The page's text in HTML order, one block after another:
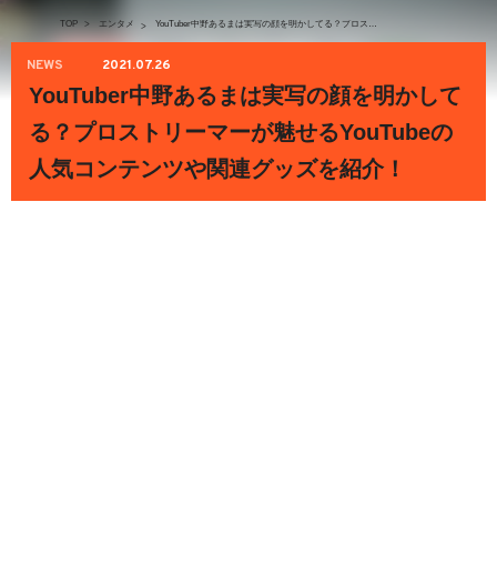
TOP > エンタメ > YouTuber中野あるまは実写の顔を明かしてる？プロストリーマーが魅せるYouTubeの人気コンテンツや関連グッズを紹介！
NEWS 2021.07.26
YouTuber中野あるまは実写の顔を明かして
る？プロストリーマーが魅せるYouTubeの
人気コンテンツや関連グッズを紹介！